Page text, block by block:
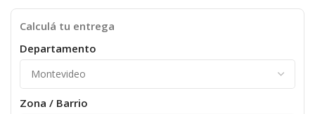
Calculá tu entrega
Departamento
Zona / Barrio